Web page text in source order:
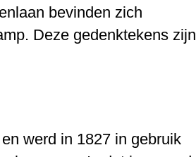
bevinden zich
Deze gedenktekens zijn
werd in 1827 in gebruik